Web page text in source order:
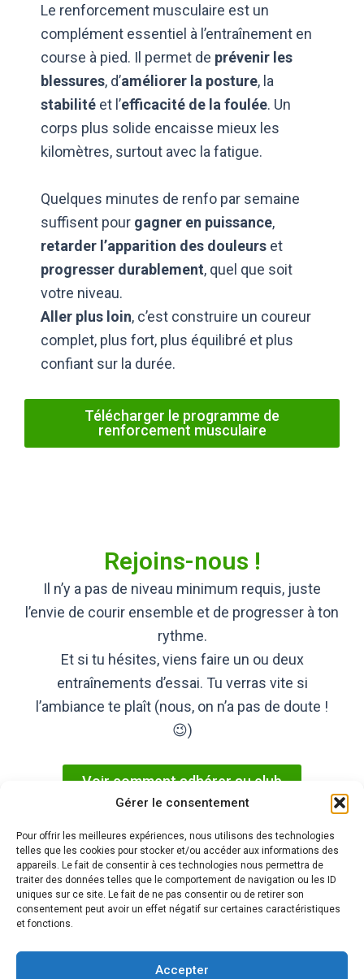
Gérer le consentement
Pour offrir les meilleures expériences, nous utilisons des technologies
telles que les cookies pour stocker et/ou accéder aux informations des
appareils. Le fait de consentir à ces technologies nous permettra de
traiter des données telles que le comportement de navigation ou les ID
uniques sur ce site. Le fait de ne pas consentir ou de retirer son
consentement peut avoir un effet négatif sur certaines caractéristiques
et fonctions.
Accepter
Le renforcement musculaire est un
complément essentiel à l’entraînement en
course à pied. Il permet de prévenir les
blessures, d’améliorer la posture, la
stabilité et l’efficacité de la foulée. Un
corps plus solide encaisse mieux les
kilomètres, surtout avec la fatigue.
Quelques minutes de renfo par semaine
suffisent pour gagner en puissance,
retarder l’apparition des douleurs et
progresser durablement, quel que soit
votre niveau.
Aller plus loin, c’est construire un coureur
complet, plus fort, plus équilibré et plus
confiant sur la durée.
Télécharger le programme de
renforcement musculaire
Rejoins-nous !
Il n’y a pas de niveau minimum requis, juste
l’envie de courir ensemble et de progresser à ton
rythme.
Et si tu hésites, viens faire un ou deux
entraînements d’essai. Tu verras vite si
l’ambiance te plaît (nous, on n’a pas de doute !
😉)
Voir comment adhérer au club
Nos partenaires
principaux
Mentions
légales
Nous contacter